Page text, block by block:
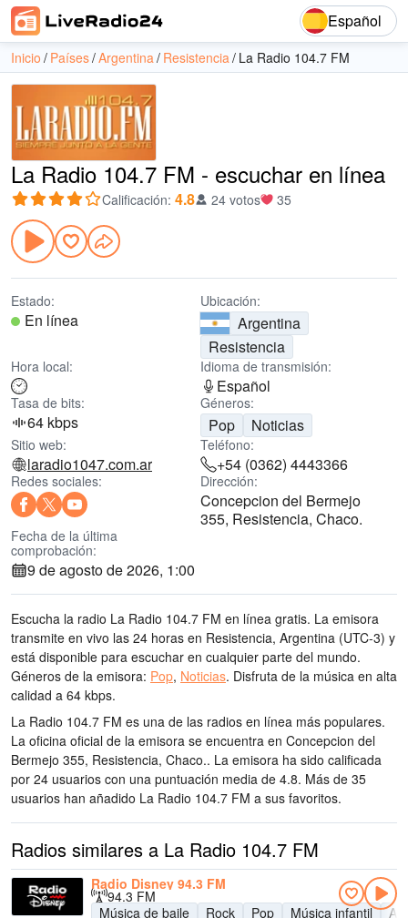
Español
Inicio Países Argentina Resistencia La Radio 104.7 FM
La Radio 104.7 FM - escuchar en línea
Calificación: 4.8 24 votos 35
Estado:
En línea
Ubicación:
Argentina
Resistencia
Hora local: Idioma de transmisión:
Español
Tasa de bits:
64 kbps
Géneros:
Pop Noticias
Sitio web:
laradio1047.com.ar
Teléfono:
+54 (0362) 4443366
Redes sociales: Dirección:
Concepcion del Bermejo
355, Resistencia, Chaco.
Fecha de la última
comprobación:
9 de agosto de 2026, 1:00
Escucha la radio La Radio 104.7 FM en línea gratis. La emisora
transmite en vivo las 24 horas en Resistencia, Argentina (UTC-3) y
está disponible para escuchar en cualquier parte del mundo.
Géneros de la emisora: Pop, Noticias. Disfruta de la música en alta
calidad a 64 kbps.
La Radio 104.7 FM es una de las radios en línea más populares.
La oficina oficial de la emisora se encuentra en Concepcion del
Bermejo 355, Resistencia, Chaco.. La emisora ha sido calificada
por 24 usuarios con una puntuación media de 4.8. Más de 35
usuarios han añadido La Radio 104.7 FM a sus favoritos.
Radios similares a La Radio 104.7 FM
Radio Disney 94.3 FM
94.3 FM
Música de baile
Rock Pop Música infantil